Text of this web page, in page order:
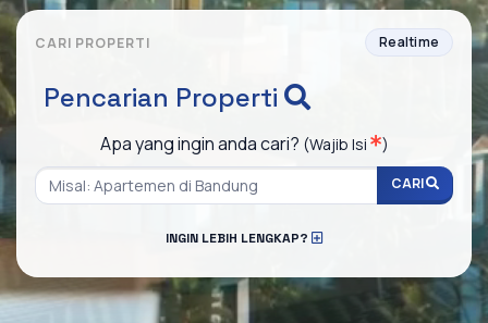
CARI PROPERTI Realtime
Pencarian Properti
Apa yang ingin anda cari? (Wajib Isi )
CARI
INGIN LEBIH LENGKAP?